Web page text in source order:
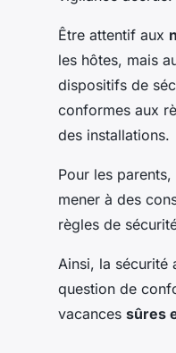
Être attentif aux
les hôtes, mais
dispositifs de
conformes aux
des installations.
Pour les
mener à des
règles de
Ainsi, la sécurité
question de
vacances sûres